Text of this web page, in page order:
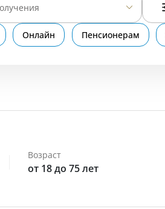
Онлайн Пенсионерам
Возраст
от 18 до 75 лет